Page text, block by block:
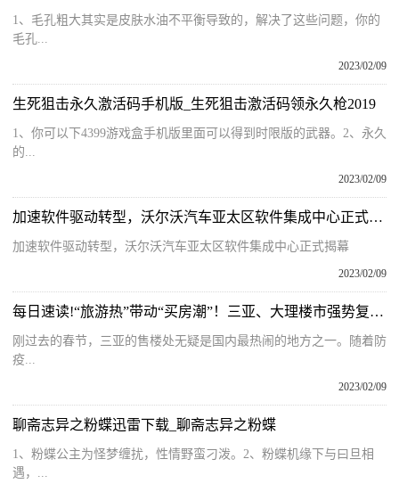
1、毛孔粗大其实是皮肤水油不平衡导致的，解决了这些问题，你的
毛孔...
2023/02/09
生死狙击永久激活码手机版_生死狙击激活码领永久枪2019
1、你可以下4399游戏盒手机版里面可以得到时限版的武器。2、永久
的...
2023/02/09
加速软件驱动转型，沃尔沃汽车亚太区软件集成中心正式揭幕
加速软件驱动转型，沃尔沃汽车亚太区软件集成中心正式揭幕
2023/02/09
每日速读!“旅游热”带动“买房潮”！三亚、大理楼市强势复苏，有中介为拉客给购房者报销住宿和机票
刚过去的春节，三亚的售楼处无疑是国内最热闹的地方之一。随着防
疫...
2023/02/09
聊斋志异之粉蝶迅雷下载_聊斋志异之粉蝶
1、粉蝶公主为怪梦缠扰，性情野蛮刁泼。2、粉蝶机缘下与曰旦相
遇，...